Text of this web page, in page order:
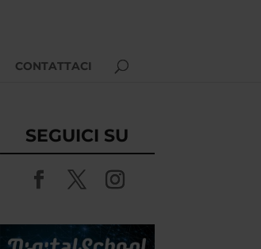
CONTATTACI
SEGUICI SU